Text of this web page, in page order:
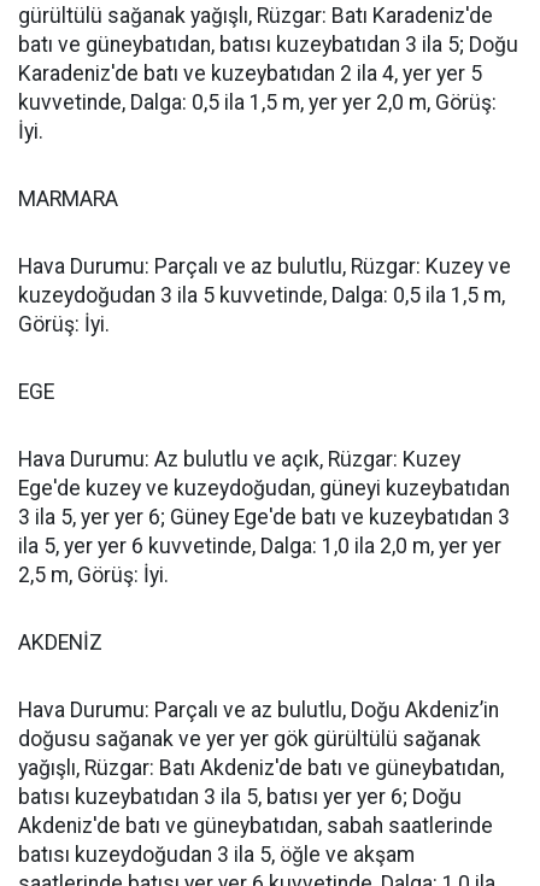
gürültülü sağanak yağışlı, Rüzgar: Batı Karadeniz'de
batı ve güneybatıdan, batısı kuzeybatıdan 3 ila 5; Doğu
Karadeniz'de batı ve kuzeybatıdan 2 ila 4, yer yer 5
kuvvetinde, Dalga: 0,5 ila 1,5 m, yer yer 2,0 m, Görüş:
İyi.
MARMARA
Hava Durumu: Parçalı ve az bulutlu, Rüzgar: Kuzey ve
kuzeydoğudan 3 ila 5 kuvvetinde, Dalga: 0,5 ila 1,5 m,
Görüş: İyi.
EGE
Hava Durumu: Az bulutlu ve açık, Rüzgar: Kuzey
Ege'de kuzey ve kuzeydoğudan, güneyi kuzeybatıdan
3 ila 5, yer yer 6; Güney Ege'de batı ve kuzeybatıdan 3
ila 5, yer yer 6 kuvvetinde, Dalga: 1,0 ila 2,0 m, yer yer
2,5 m, Görüş: İyi.
AKDENİZ
Hava Durumu: Parçalı ve az bulutlu, Doğu Akdeniz’in
doğusu sağanak ve yer yer gök gürültülü sağanak
yağışlı, Rüzgar: Batı Akdeniz'de batı ve güneybatıdan,
batısı kuzeybatıdan 3 ila 5, batısı yer yer 6; Doğu
Akdeniz'de batı ve güneybatıdan, sabah saatlerinde
batısı kuzeydoğudan 3 ila 5, öğle ve akşam